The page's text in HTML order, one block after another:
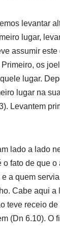
levantar
lugar,
assumir
os
lugar.
lugar na
Levantem
lado a lado
o fato de que
a quem
Cabe aqui
teve receio
(Dn 6.10). O